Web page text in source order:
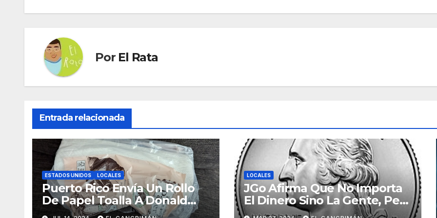
entradas
Por El Rata
Entrada relacionada
ESTADOS UNIDOS LOCALES
Puerto Rico Envía Un Rollo
De Papel Toalla A Donald
Trump Pa’ Que Use Las Hojas
LOCALES
JGo Afirma Que No Importa
El Dinero Sino La Gente, Pero
Pregunta: «¿De Verdad No